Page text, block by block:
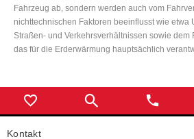
Fahrzeug ab, sondern werden auch vom
nichttechnischen Faktoren beeinflusst wie etwa
Straßen- und Verkehrsverhältnissen sowie dem
das für die Erderwärmung hauptsächlich
Kontakt